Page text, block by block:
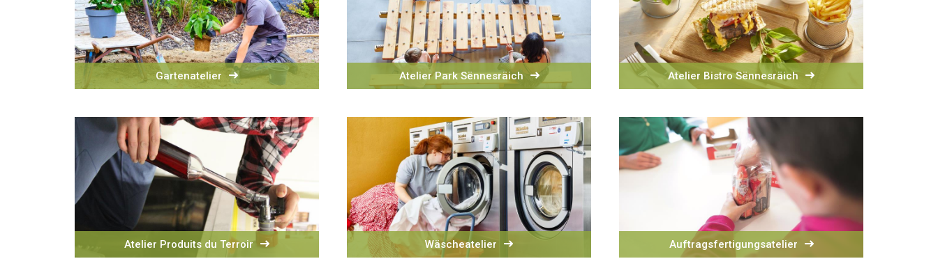
Gartenatelier Atelier Park Sënnesräich Atelier Bistro Sënnesräich
Atelier Produits du Terroir Wäscheatelier Auftragsfertigungsatelier